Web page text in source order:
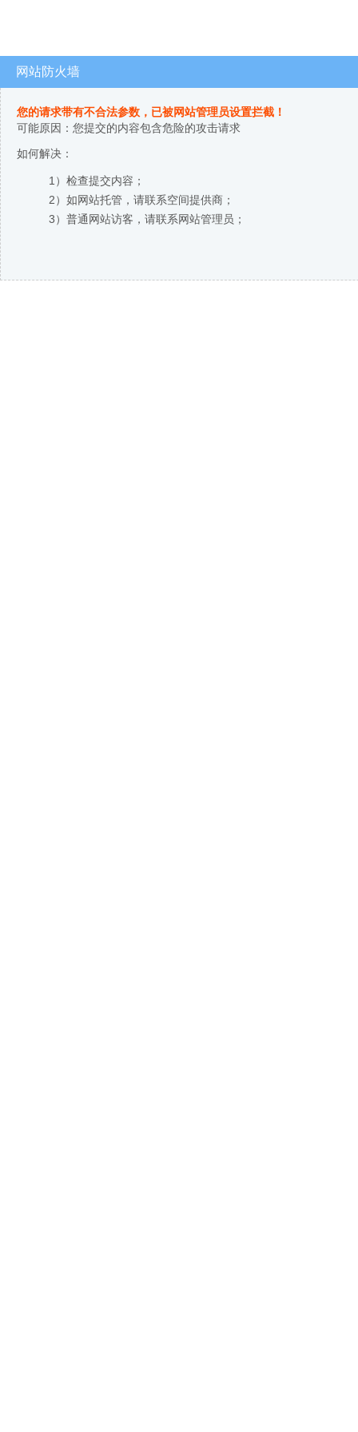
网站防火墙
您的请求带有不合法参数，已被网站管理员设置拦截！
可能原因：您提交的内容包含危险的攻击请求
如何解决：
1）检查提交内容；
2）如网站托管，请联系空间提供商；
3）普通网站访客，请联系网站管理员；